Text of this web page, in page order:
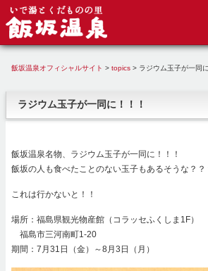
飯坂温泉オフィシャルサイト > topics > ラジウム玉子が一同
ラジウム玉子が一同に！！！
飯坂温泉名物、ラジウム玉子が一同に！！！
飯坂の人も食べたことのない玉子もあるそうな？？
これは行かないと！！
場所：福島県観光物産館（コラッセふくしま1F）
福島市三河南町1-20
期間：7月31日（金）～8月3日（月）